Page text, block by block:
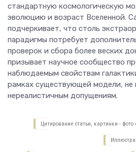
стандартную космологическую
эволюцию и возраст Вселенной.
подчеркивает, что столь
парадигмы потребует
проверок и сбора более веских
призывает научное сообщество
наблюдаемым свойствам
рамках существующей модели, не
нереалистичным допущениям.
Цитирование статьи, картинки - фото